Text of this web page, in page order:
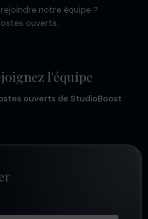
notre équipe ?
ouverts.
l'équipe
ouverts de StudioBoost